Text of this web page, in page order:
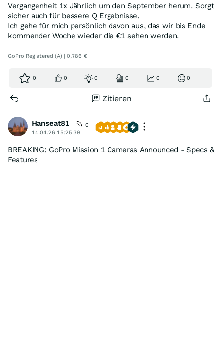
Vergangenheit 1x Jährlich um den September herum. Sorgt
sicher auch für bessere Q Ergebnisse.
Ich gehe für mich persönlich davon aus, das wir bis Ende
kommender Woche wieder die €1 sehen werden.
GoPro Registered (A) | 0,786 €
0 0 0 0 0 0
Zitieren
Hanseat81
0
14.04.26 15:25:39
BREAKING: GoPro Mission 1 Cameras Announced - Specs &
Features